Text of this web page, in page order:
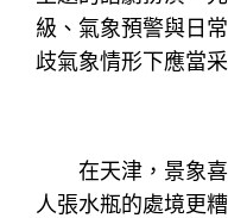
級、氣象預警與日
歧氣象情形下應當
在天津，景象
人張水瓶的處境更